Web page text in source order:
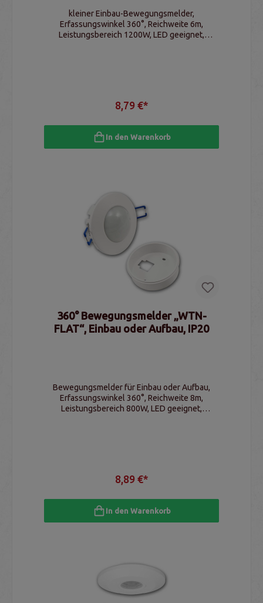
kleiner Einbau-Bewegungsmelder,
Erfassungswinkel 360°, Reichweite 6m,
Leistungsbereich 1200W, LED geeignet,
8,79 €*
In den Warenkorb
360° Bewegungsmelder „WTN-
FLAT“, Einbau oder Aufbau, IP20
Bewegungsmelder für Einbau oder Aufbau,
Erfassungswinkel 360°, Reichweite 8m,
Leistungsbereich 800W, LED geeignet,
8,89 €*
In den Warenkorb